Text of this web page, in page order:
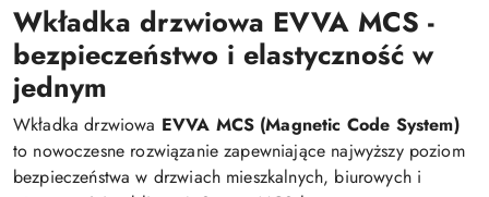
Wkładka drzwiowa EVVA MCS -
bezpieczeństwo i elastyczność w
jednym
Wkładka drzwiowa EVVA MCS (Magnetic Code System)
to nowoczesne rozwiązanie zapewniające najwyższy poziom
bezpieczeństwa w drzwiach mieszkalnych, biurowych i